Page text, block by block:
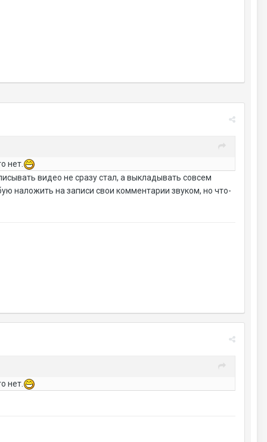
нет.
видео не сразу стал, а выкладывать совсем
наложить на записи свои комментарии звуком, но что-
нет.